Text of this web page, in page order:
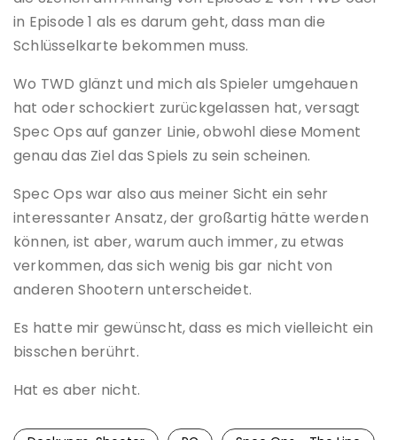
in Episode 1 als es darum geht, dass man die
Schlüsselkarte bekommen muss.
Wo TWD glänzt und mich als Spieler umgehauen
hat oder schockiert zurückgelassen hat, versagt
Spec Ops auf ganzer Linie, obwohl diese Moment
genau das Ziel das Spiels zu sein scheinen.
Spec Ops war also aus meiner Sicht ein sehr
interessanter Ansatz, der großartig hätte werden
können, ist aber, warum auch immer, zu etwas
verkommen, das sich wenig bis gar nicht von
anderen Shootern unterscheidet.
Es hatte mir gewünscht, dass es mich vielleicht ein
bisschen berührt.
Hat es aber nicht.